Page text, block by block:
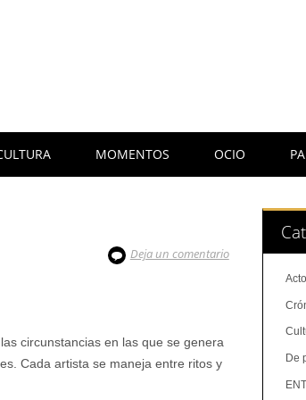
MOMENTOS OCIO
Deja un comentario
circunstancias en las que se genera
Cada artista se maneja entre ritos y
De